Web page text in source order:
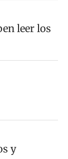
leer los
y